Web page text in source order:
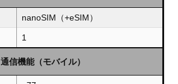
nanoSIM（+eSIM）
1
通信機能（モバイル）